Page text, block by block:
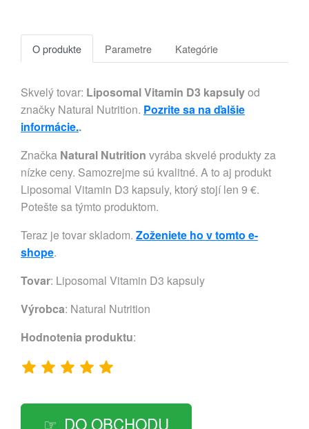
O produkte Parametre Kategórie
Skvelý tovar: Liposomal Vitamin D3 kapsulyod
značky Natural Nutrition. Pozrite sa na ďalšie
informácie..
Značka Natural Nutrition vyrába skvelé produkty za
nízke ceny. Samozrejme sú kvalitné. A to aj produkt
Liposomal Vitamin D3 kapsuly, ktorý stojí len 9 €.
Potešte sa týmto produktom.
Teraz je tovar skladom. Zoženiete ho v tomto e-
shope.
Tovar: Liposomal Vitamin D3 kapsuly
Výrobca: Natural Nutrition
Hodnotenia produktu:
DO OBCHODU